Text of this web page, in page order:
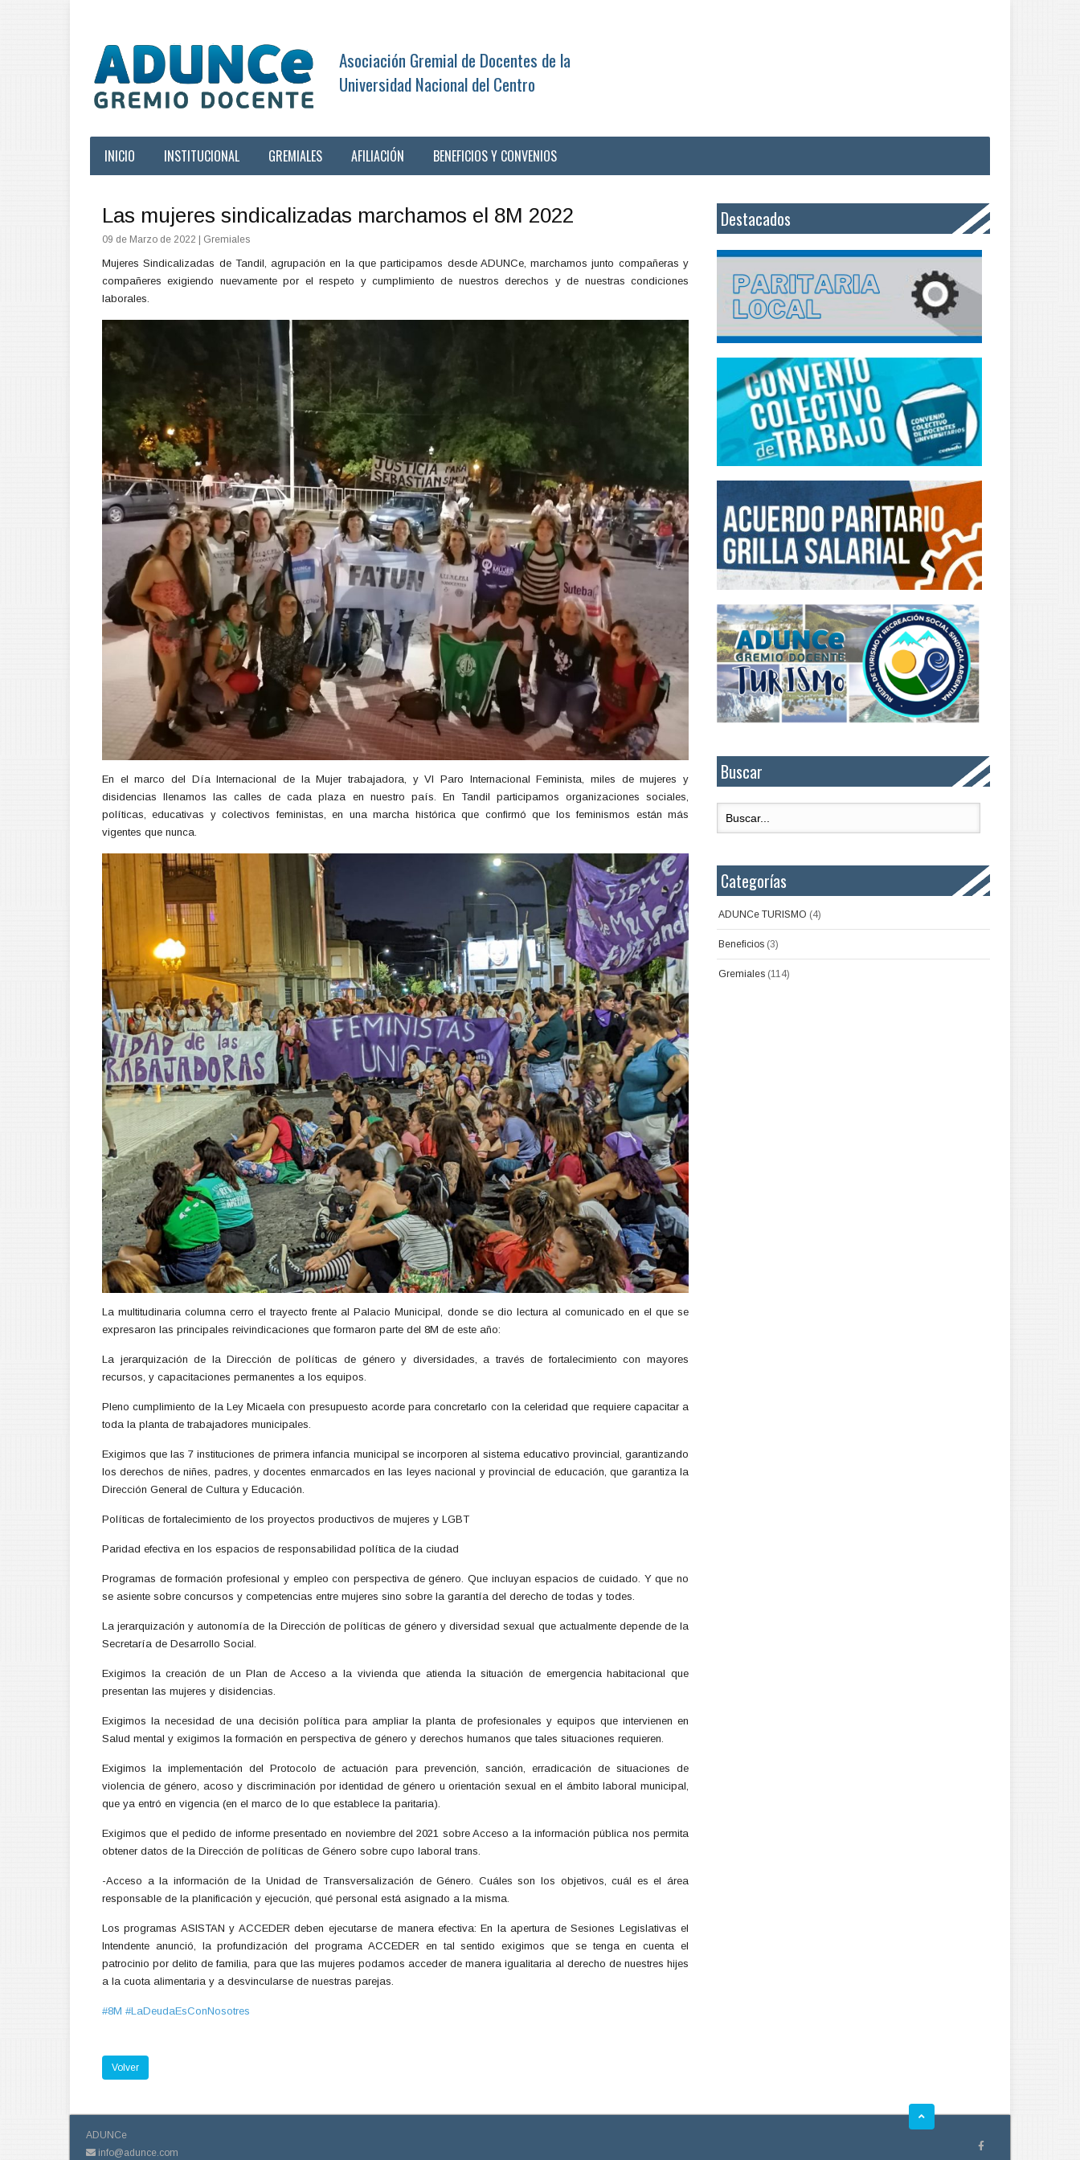
Asociación Gremial de Docentes de la
Universidad Nacional del Centro
INICIO INSTITUCIONAL GREMIALES AFILIACIÓN BENEFICIOS Y CONVENIOS
Las mujeres sindicalizadas marchamos el 8M 2022
09 de Marzo de 2022 | Gremiales
Mujeres Sindicalizadas de Tandil, agrupación en la que participamos desde ADUNCe, marchamos junto compañeras y
compañeres exigiendo nuevamente por el respeto y cumplimiento de nuestros derechos y de nuestras condiciones
laborales.
En el marco del Día Internacional de la Mujer trabajadora, y VI Paro Internacional Feminista, miles de mujeres y
disidencias llenamos las calles de cada plaza en nuestro país. En Tandil participamos organizaciones sociales,
políticas, educativas y colectivos feministas, en una marcha histórica que confirmó que los feminismos están más
vigentes que nunca.
La multitudinaria columna cerro el trayecto frente al Palacio Municipal, donde se dio lectura al comunicado en el que se
expresaron las principales reivindicaciones que formaron parte del 8M de este año:
La jerarquización de la Dirección de políticas de género y diversidades, a través de fortalecimiento con mayores
recursos, y capacitaciones permanentes a los equipos.
Pleno cumplimiento de la Ley Micaela con presupuesto acorde para concretarlo con la celeridad que requiere capacitar a
toda la planta de trabajadores municipales.
Exigimos que las 7 instituciones de primera infancia municipal se incorporen al sistema educativo provincial, garantizando
los derechos de niñes, padres, y docentes enmarcados en las leyes nacional y provincial de educación, que garantiza la
Dirección General de Cultura y Educación.
Políticas de fortalecimiento de los proyectos productivos de mujeres y LGBT
Paridad efectiva en los espacios de responsabilidad política de la ciudad
Programas de formación profesional y empleo con perspectiva de género. Que incluyan espacios de cuidado. Y que no
se asiente sobre concursos y competencias entre mujeres sino sobre la garantía del derecho de todas y todes.
La jerarquización y autonomía de la Dirección de políticas de género y diversidad sexual que actualmente depende de la
Secretaría de Desarrollo Social.
Exigimos la creación de un Plan de Acceso a la vivienda que atienda la situación de emergencia habitacional que
presentan las mujeres y disidencias.
Exigimos la necesidad de una decisión política para ampliar la planta de profesionales y equipos que intervienen en
Salud mental y exigimos la formación en perspectiva de género y derechos humanos que tales situaciones requieren.
Exigimos la implementación del Protocolo de actuación para prevención, sanción, erradicación de situaciones de
violencia de género, acoso y discriminación por identidad de género u orientación sexual en el ámbito laboral municipal,
que ya entró en vigencia (en el marco de lo que establece la paritaria).
Exigimos que el pedido de informe presentado en noviembre del 2021 sobre Acceso a la información pública nos permita
obtener datos de la Dirección de políticas de Género sobre cupo laboral trans.
-Acceso a la información de la Unidad de Transversalización de Género. Cuáles son los objetivos, cuál es el área
responsable de la planificación y ejecución, qué personal está asignado a la misma.
Los programas ASISTAN y ACCEDER deben ejecutarse de manera efectiva: En la apertura de Sesiones Legislativas el
Intendente anunció, la profundización del programa ACCEDER en tal sentido exigimos que se tenga en cuenta el
patrocinio por delito de familia, para que las mujeres podamos acceder de manera igualitaria al derecho de nuestres hijes
a la cuota alimentaria y a desvincularse de nuestras parejas.
#8M #LaDeudaEsConNosotres
Volver
Destacados
Buscar
Categorías
ADUNCe TURISMO (4)
Beneficios (3)
Gremiales (114)
ADUNCe
info@adunce.com